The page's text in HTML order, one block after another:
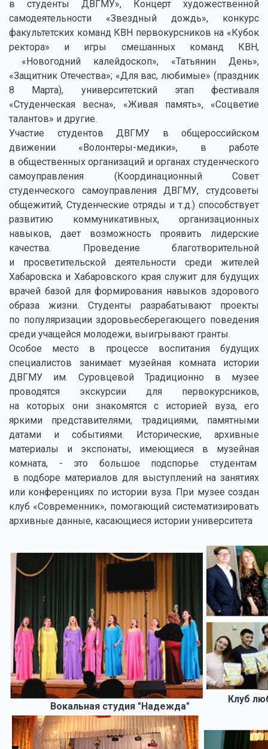
в студенты ДВГМУ», Концерт художественной
самодеятельности «Звездный дождь», конкурс
факультетских команд КВН первокурсников на «Кубок
ректора» и игры смешанных команд КВН,
«Новогодний калейдоскоп», «Татьянин День»,
«Защитник Отечества»; «Для вас, любимые» (праздник
8 Марта), университетский этап фестиваля
«Студенческая весна», «Живая память», «Соцветие
талантов» и другие.
Участие студентов ДВГМУ в общероссийском
движении «Волонтеры-медики», в работе
в общественных организаций и органах студенческого
самоуправления (Координационный Совет
студенческого самоуправления ДВГМУ, студсоветы
общежитий, Студенческие отряды и т.д.) способствует
развитию коммуникативных, организационных
навыков, дает возможность проявить лидерские
качества. Проведение благотворительной
и просветительской деятельности среди жителей
Хабаровска и Хабаровского края служит для будущих
врачей базой для формирования навыков здорового
образа жизни. Студенты разрабатывают проекты
по популяризации здоровьесберегающего поведения
среди учащейся молодежи, выигрывают гранты.
Особое место в процессе воспитания будущих
специалистов занимает музейная комната истории
ДВГМУ им. Суровцевой Традиционно в музее
проводятся экскурсии для первокурсников,
на которых они знакомятся с историей вуза, его
яркими представителями, традициями, памятными
датами и событиями. Исторические, архивные
материалы и экспонаты, имеющиеся в музейная
комната, - это большое подспорье студентам
в подборе материалов для выступлений на занятиях
или конференциях по истории вуза. При музее создан
клуб «Современник», помогающий систематизировать
архивные данные, касающиеся истории университета
Вокальная студия "Надежда"
Клуб